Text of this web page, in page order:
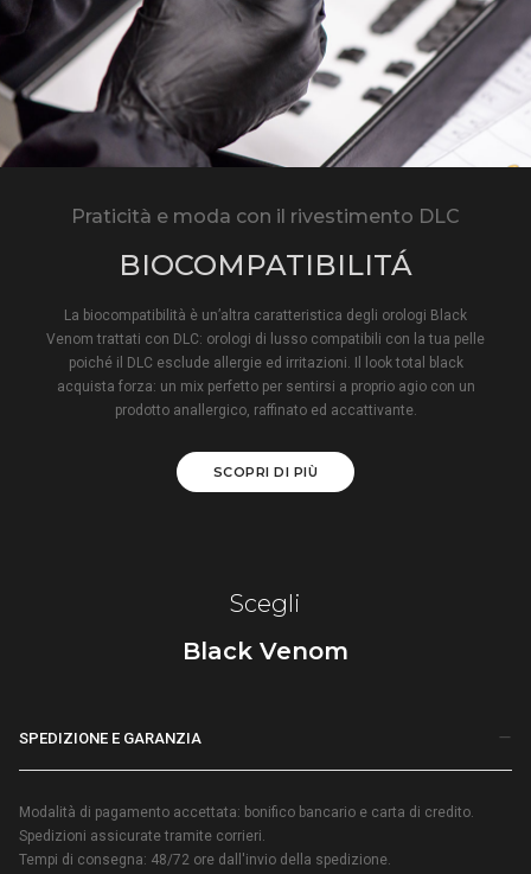
Praticità e moda con il rivestimento DLC
BIOCOMPATIBILITÁ
La biocompatibilità è un’altra caratteristica degli orologi Black
Venom trattati con DLC: orologi di lusso compatibili con la tua pelle
poiché il DLC esclude allergie ed irritazioni. Il look total black
acquista forza: un mix perfetto per sentirsi a proprio agio con un
prodotto anallergico, raffinato ed accattivante.
SCOPRI DI PIÙ
Scegli
Black Venom
SPEDIZIONE E GARANZIA
Modalità di pagamento accettata: bonifico bancario e carta di credito.
Spedizioni assicurate tramite corrieri.
Tempi di consegna: 48/72 ore dall'invio della spedizione.